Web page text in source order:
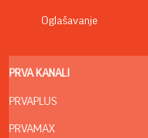
Oglašavanje
PRVA KANALI
PRVAPLUS
PRVAMAX